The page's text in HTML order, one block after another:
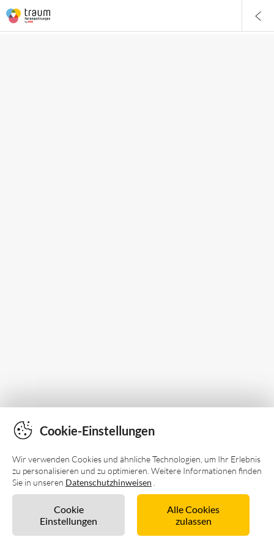
Unverbindlich anfragen
Cookie-Einstellungen
Wir verwenden Cookies und ähnliche Technologien, um Ihr Erlebnis
zu personalisieren und zu optimieren. Weitere Informationen finden
Sie in unseren Datenschutzhinweisen
Cookie
Einstellungen
Alle Cookies
zulassen